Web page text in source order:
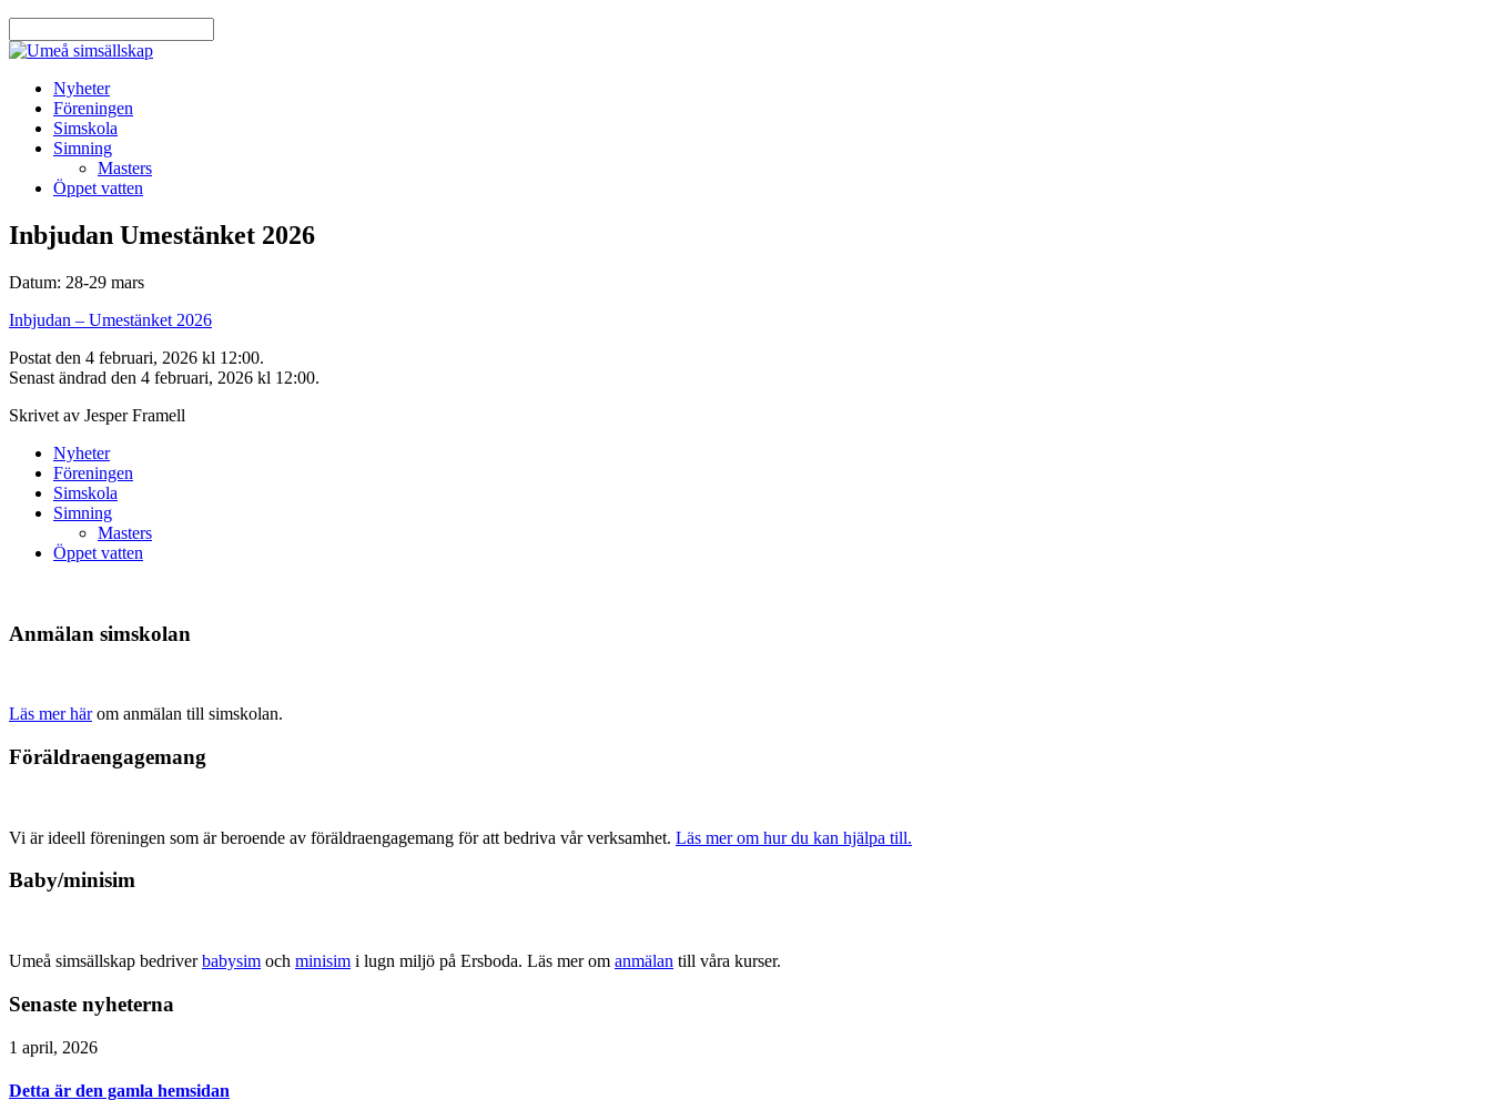
Nyheter
Föreningen
Simskola
Simning
Masters
Öppet vatten
Inbjudan Umestänket 2026
Datum: 28-29 mars
Inbjudan – Umestänket 2026
Postat den 4 februari, 2026 kl 12:00.
Senast ändrad den 4 februari, 2026 kl 12:00.
Skrivet av Jesper Framell
Nyheter
Föreningen
Simskola
Simning
Masters
Öppet vatten
Anmälan simskolan
Läs mer härom anmälan till simskolan.
Föräldraengagemang
Vi är ideell föreningen som är beroende av föräldraengagemang för att bedriva vår verksamhet. Läs mer om hur du kan hjälpa till.
Baby/minisim
Umeå simsällskap bedriverbabysim och minisim i lugn miljö på Ersboda. Läs mer om anmälan till våra kurser.
Senaste nyheterna
1 april, 2026
Detta är den gamla hemsidan